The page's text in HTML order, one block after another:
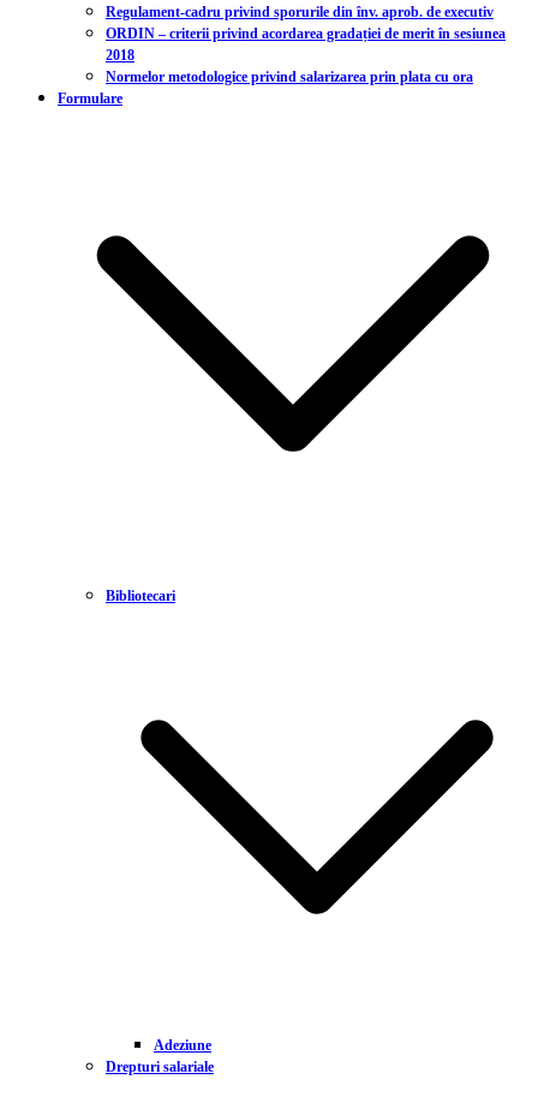
Regulament-cadru privind sporurile din înv. aprob. de executiv
ORDIN – criterii privind acordarea gradației de merit în sesiunea
2018
Normelor metodologice privind salarizarea prin plata cu ora
Formulare
Bibliotecari
Adeziune
Drepturi salariale